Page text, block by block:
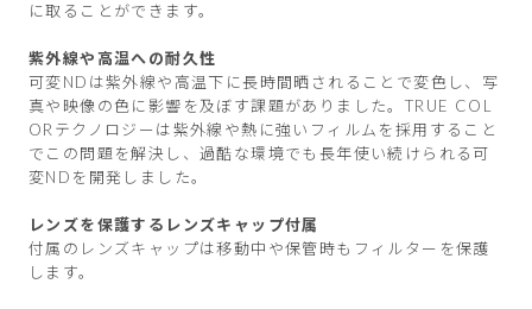
に取ることができます。
紫外線や高温への耐久性
可変NDは紫外線や高温下に長時間晒されることで変色し、写
真や映像の色に影響を及ぼす課題がありました。TRUE COL
ORテクノロジーは紫外線や熱に強いフィルムを採用すること
でこの問題を解決し、過酷な環境でも長年使い続けられる可
変NDを開発しました。
レンズを保護するレンズキャップ付属
付属のレンズキャップは移動中や保管時もフィルターを保護
します。